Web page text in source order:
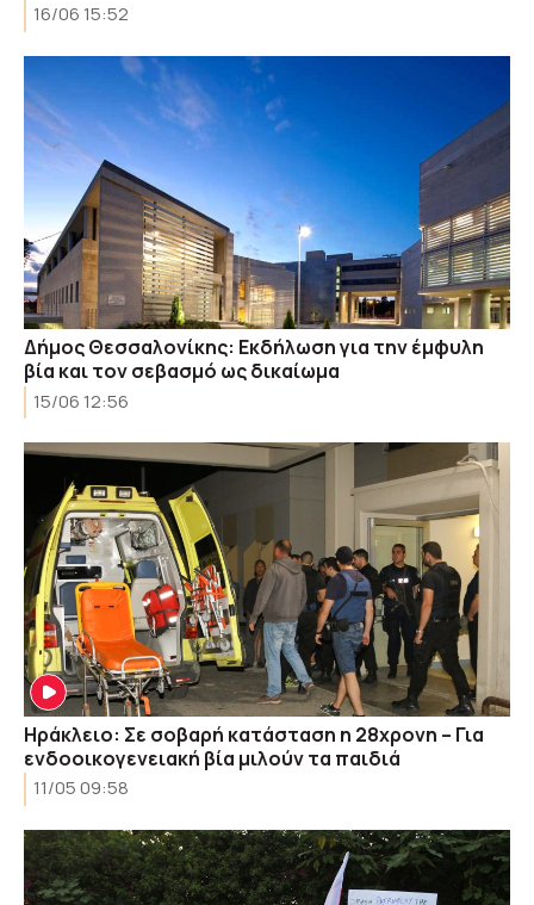
16/06 15:52
Δήμος Θεσσαλονίκης: Εκδήλωση για την έμφυλη
βία και τον σεβασμό ως δικαίωμα
15/06 12:56
Ηράκλειο: Σε σοβαρή κατάσταση η 28χρονη – Για
ενδοοικογενειακή βία μιλούν τα παιδιά
11/05 09:58